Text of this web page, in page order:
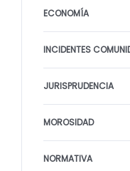
ECONOMÍA
INCIDENTES
JURISPRUDENCIA
MOROSIDAD
NORMATIVA